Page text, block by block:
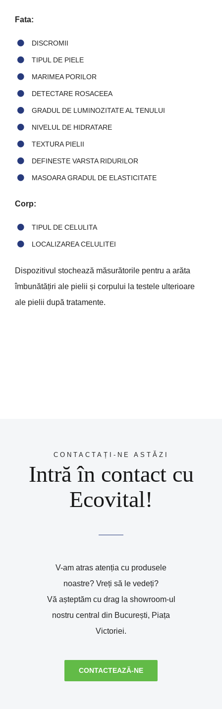
Fata:
DISCROMII
TIPUL DE PIELE
MARIMEA PORILOR
DETECTARE ROSACEEA
GRADUL DE LUMINOZITATE AL TENULUI
NIVELUL DE HIDRATARE
TEXTURA PIELII
DEFINESTE VARSTA RIDURILOR
MASOARA GRADUL DE ELASTICITATE
Corp:
TIPUL DE CELULITA
LOCALIZAREA CELULITEI
Dispozitivul stochează măsurătorile pentru a arăta
îmbunătățiri ale pielii și corpului la testele ulterioare
ale pielii după tratamente.
CONTACTAȚI-NE ASTĂZI
Intră în contact cu
Ecovital!
V-am atras atenția cu produsele
noastre? Vreți să le vedeți?
Vă așteptăm cu drag la showroom-ul
nostru central din București, Piața
Victoriei.
CONTACTEAZĂ-NE